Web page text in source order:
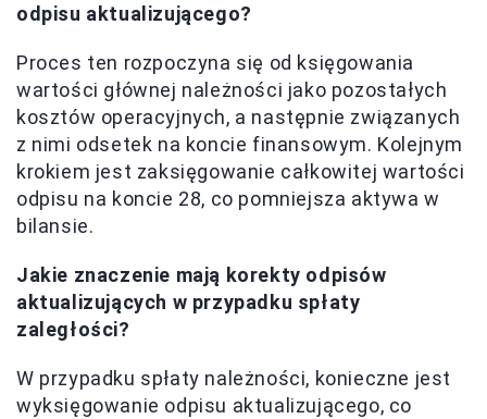
odpisu aktualizującego?
Proces ten rozpoczyna się od księgowania
wartości głównej należności jako pozostałych
kosztów operacyjnych, a następnie związanych
z nimi odsetek na koncie finansowym. Kolejnym
krokiem jest zaksięgowanie całkowitej wartości
odpisu na koncie 28, co pomniejsza aktywa w
bilansie.
Jakie znaczenie mają korekty odpisów
aktualizujących w przypadku spłaty
zaległości?
W przypadku spłaty należności, konieczne jest
wyksięgowanie odpisu aktualizującego, co